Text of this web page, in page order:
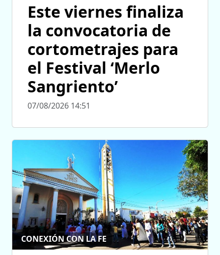
Este viernes finaliza
la convocatoria de
cortometrajes para
el Festival ‘Merlo
Sangriento’
07/08/2026 14:51
CONEXIÓN CON LA FE